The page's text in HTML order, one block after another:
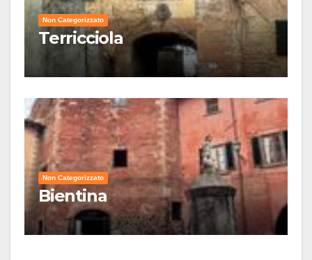
Non Categorizzato
Terricciola
Non Categorizzato
Bientina